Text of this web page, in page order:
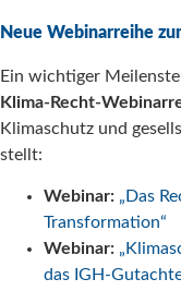
Neue Webinarreihe
Ein wichtiger
Klima-Recht-
Klimaschutz und
stellt:
Webinar: „Das
Transformation“
Webinar:
das IGH-